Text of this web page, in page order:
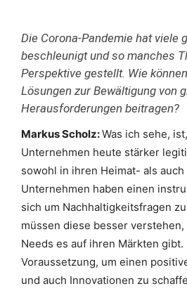
Die Corona-Pandemie hat viele
beschleunigt und so manches
Perspektive gestellt. Wie
Lösungen zur Bewältigung von
Herausforderungen beitragen?
Markus Scholz:Was ich sehe,
Unternehmen heute stärker
sowohl in ihren Heimat- als
Unternehmen haben einen
sich um Nachhaltigkeitsfragen
müssen diese besser
Needs es auf ihren Märkten gibt.
Voraussetzung, um einen
und auch Innovationen zu